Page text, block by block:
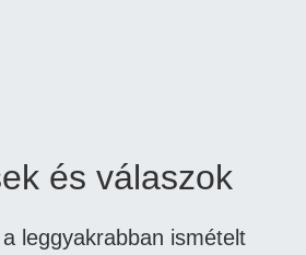
és válaszok
leggyakrabban ismételt